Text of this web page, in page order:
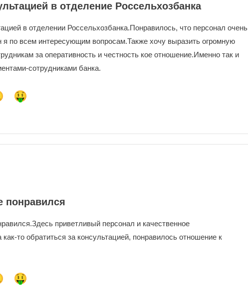
в отделение Россельхозбанка
в отделении Россельхозбанка.Понравилось, что персонал очень
по всем интересующим вопросам.Также хочу выразить огромную
за оперативность и честность кое отношение.Именно так и
сотрудниками банка.
понравился
приветливый персонал и качественное
то обратиться за консультацией, понравилось отношение к